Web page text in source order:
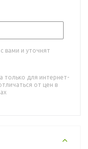
вами и уточнят
только для интернет-
от цен в